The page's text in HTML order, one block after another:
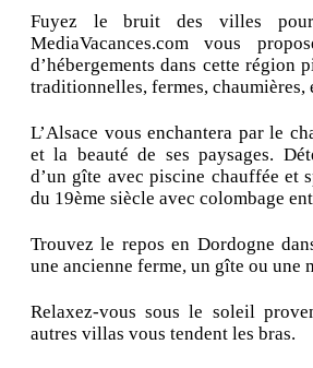
Fuyez le bruit des villes
MediaVacances.com vous
d’hébergements dans cette région
traditionnelles, fermes, chaumières,
L’Alsace vous enchantera par le
et la beauté de ses paysages.
d’un gîte avec piscine chauffée et
du 19ème siècle avec colombage
Trouvez le repos en Dordogne
une ancienne ferme, un gîte ou une
Relaxez-vous sous le soleil
autres villas vous tendent les bras.